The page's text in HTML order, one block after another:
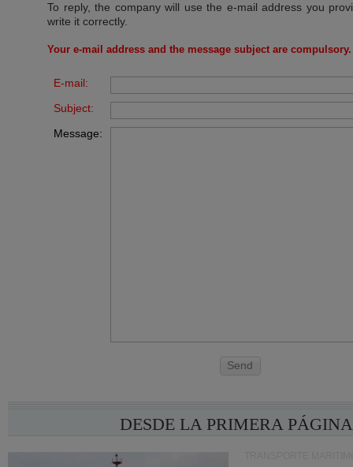
To reply, the company will use the e-mail address you
write it correctly.
Your e-mail address and the message subject are compulsory.
E-mail:
Subject:
Message:
Send
DESDE LA PRIMERA PÁGINA